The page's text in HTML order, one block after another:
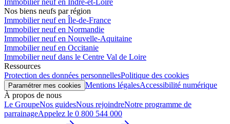
Nos biens neufs par région
Immobilier neuf en Île-de-France
Immobilier neuf en Normandie
Immobilier neuf en Nouvelle-Aquitaine
Immobilier neuf en Occitanie
Immobilier neuf dans le Centre Val de Loire
Ressources
Protection des données personnellesPolitique des cookies
Paramétrer mes cookies Mentions légalesAccessibilité numérique
À propos de nous
Le GroupeNos guidesNous rejoindreNotre programme de
parrainageAppelez le 0 800 544 000